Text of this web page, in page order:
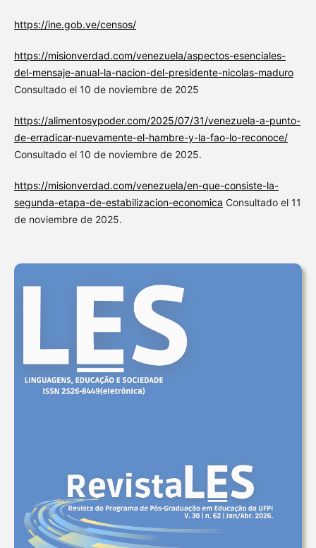
https://ine.gob.ve/censos/
https://misionverdad.com/venezuela/aspectos-esenciales-
del-mensaje-anual-la-nacion-del-presidente-nicolas-maduro
Consultado el 10 de noviembre de 2025
https://alimentosypoder.com/2025/07/31/venezuela-a-punto-
de-erradicar-nuevamente-el-hambre-y-la-fao-lo-reconoce/
Consultado el 10 de noviembre de 2025.
https://misionverdad.com/venezuela/en-que-consiste-la-
segunda-etapa-de-estabilizacion-economica Consultado el 11
de noviembre de 2025.